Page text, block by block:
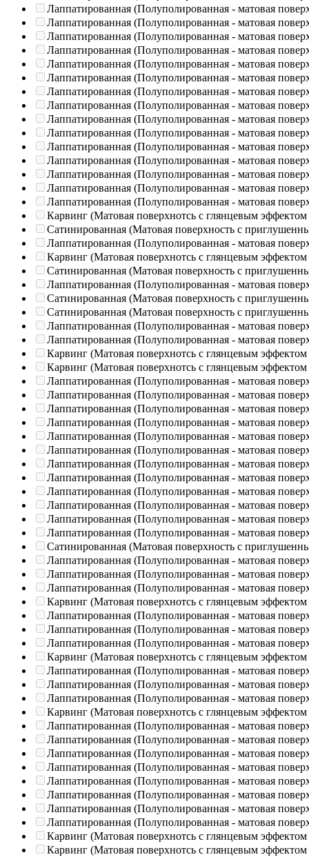
Лаппатированная (Полуполированная - матовая
Лаппатированная (Полуполированная - матовая
Лаппатированная (Полуполированная - матовая
Лаппатированная (Полуполированная - матовая
Лаппатированная (Полуполированная - матовая
Лаппатированная (Полуполированная - матовая
Лаппатированная (Полуполированная - матовая
Лаппатированная (Полуполированная - матовая
Лаппатированная (Полуполированная - матовая
Лаппатированная (Полуполированная - матовая
Лаппатированная (Полуполированная - матовая
Лаппатированная (Полуполированная - матовая
Лаппатированная (Полуполированная - матовая
Лаппатированная (Полуполированная - матовая
Лаппатированная (Полуполированная - матовая
Карвинг (Матовая поверхнотсь с глянцевым эффектом
Сатинированная (Матовая поверхность с
Лаппатированная (Полуполированная - матовая
Карвинг (Матовая поверхнотсь с глянцевым эффектом
Сатинированная (Матовая поверхность с
Лаппатированная (Полуполированная - матовая
Сатинированная (Матовая поверхность с
Сатинированная (Матовая поверхность с
Лаппатированная (Полуполированная - матовая
Лаппатированная (Полуполированная - матовая
Карвинг (Матовая поверхнотсь с глянцевым эффектом
Карвинг (Матовая поверхнотсь с глянцевым эффектом
Лаппатированная (Полуполированная - матовая
Лаппатированная (Полуполированная - матовая
Лаппатированная (Полуполированная - матовая
Лаппатированная (Полуполированная - матовая
Лаппатированная (Полуполированная - матовая
Лаппатированная (Полуполированная - матовая
Лаппатированная (Полуполированная - матовая
Лаппатированная (Полуполированная - матовая
Лаппатированная (Полуполированная - матовая
Лаппатированная (Полуполированная - матовая
Лаппатированная (Полуполированная - матовая
Лаппатированная (Полуполированная - матовая
Сатинированная (Матовая поверхность с
Лаппатированная (Полуполированная - матовая
Лаппатированная (Полуполированная - матовая
Лаппатированная (Полуполированная - матовая
Карвинг (Матовая поверхнотсь с глянцевым эффектом
Лаппатированная (Полуполированная - матовая
Лаппатированная (Полуполированная - матовая
Лаппатированная (Полуполированная - матовая
Карвинг (Матовая поверхнотсь с глянцевым эффектом
Лаппатированная (Полуполированная - матовая
Лаппатированная (Полуполированная - матовая
Лаппатированная (Полуполированная - матовая
Карвинг (Матовая поверхнотсь с глянцевым эффектом
Лаппатированная (Полуполированная - матовая
Лаппатированная (Полуполированная - матовая
Лаппатированная (Полуполированная - матовая
Лаппатированная (Полуполированная - матовая
Лаппатированная (Полуполированная - матовая
Лаппатированная (Полуполированная - матовая
Лаппатированная (Полуполированная - матовая
Лаппатированная (Полуполированная - матовая
Карвинг (Матовая поверхнотсь с глянцевым эффектом
Карвинг (Матовая поверхнотсь с глянцевым эффектом